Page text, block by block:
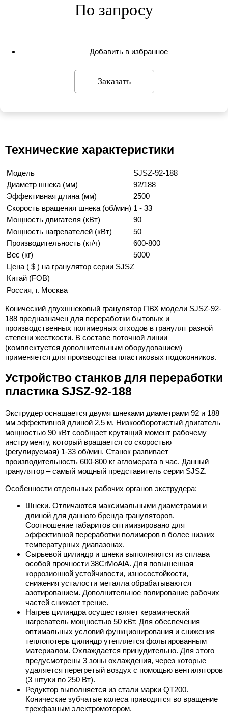
По запросу
Добавить в избранное
Заказать
Технические характеристики
Модель
SJSZ-92-188
Диаметр шнека (мм)
92/188
Эффективная длина (мм)
2500
Скорость вращения шнека (об/мин) 1 - 33
Мощность двигателя (кВт)
90
Мощность нагревателей (кВт)
50
Производительность (кг/ч)
600-800
Вес (кг)
5000
Цена ( $ ) на гранулятор серии SJSZ
Китай (FOB)
Россия, г. Москва
Конический двухшнековый гранулятор ПВХ модели SJSZ-92-
188 предназначен для переработки бытовых и
производственных полимерных отходов в гранулят разной
степени жесткости. В составе поточной линии
(комплектуется дополнительным оборудованием)
применяется для производства пластиковых подоконников.
Устройство станков для переработки
пластика SJSZ-92-188
Экструдер оснащается двумя шнеками диаметрами 92 и 188
мм эффективной длиной 2,5 м. Низкооборотистый двигатель
мощностью 90 кВт сообщает крутящий момент рабочему
инструменту, который вращается со скоростью
(регулируемая) 1-33 об/мин. Станок развивает
производительность 600-800 кг агломерата в час. Данный
гранулятор – самый мощный представитель серии SJSZ.
Особенности отдельных рабочих органов экструдера:
Шнеки. Отличаются максимальными диаметрами и
длиной для данного бренда грануляторов.
Соотношение габаритов оптимизировано для
эффективной переработки полимеров в более низких
температурных диапазонах.
Сырьевой цилиндр и шнеки выполняются из сплава
особой прочности 38CrMoAlA. Для повышенная
коррозионной устойчивости, износостойкости,
снижения усталости металла обрабатываются
азотированием. Дополнительное полирование рабочих
частей снижает трение.
Нагрев цилиндра осуществляет керамический
нагреватель мощностью 50 кВт. Для обеспечения
оптимальных условий функционирования и снижения
теплопотерь цилиндр утепляется фольгированным
материалом. Охлаждается принудительно. Для этого
предусмотрены 3 зоны охлаждения, через которые
удаляется перегретый воздух с помощью вентиляторов
(3 штуки по 250 Вт).
Редуктор выполняется из стали марки QT200.
Конические зубчатые колеса приводятся во вращение
трехфазным электромотором.